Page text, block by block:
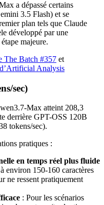
a dépassé certains
3.5 Flash) et se
plan tels que Claude
développé par une
majeure.
The Batch #357 et
Analysis
sec)
Max atteint 208,3
derrière GPT-OSS 120B
tokens/sec).
pratiques :
en temps réel plus fluide
environ 150-160 caractères
ne ressent pratiquement
: Pour les scénarios